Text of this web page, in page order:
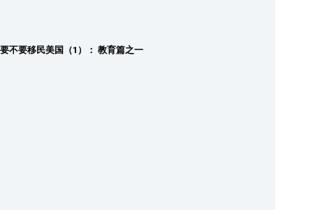
要不要移民美国（1）： 教育篇之一